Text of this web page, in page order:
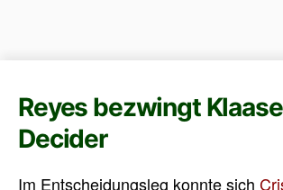
Reyes bezwingt
Decider
Im Entscheidungsleg konnte sich